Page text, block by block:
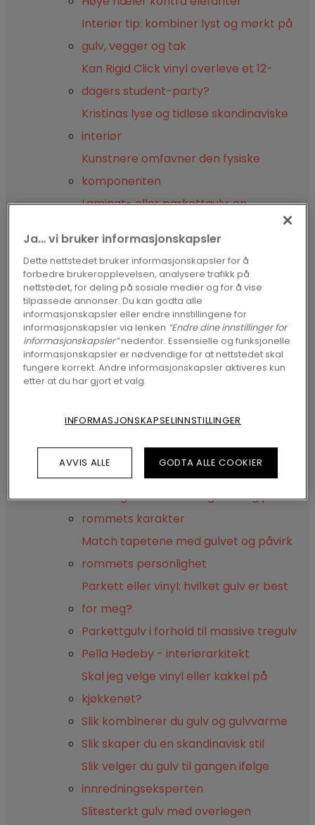
Interiør tip: kombiner lyst og mørkt på
gulv, vegger og tak
Kan Rigid Click vinyl overleve et 12-
dagers student-party?
Kristinas lyse og tidløse skandinaviske
interiør
Kunstnere omfavner den fysiske
komponenten
Laminat- eller parkettgulv: en
Laminat eller vinyl: Hvilket gulv er best
for meg?
Legg et nytt gulv over ditt gamle
Legg et nytt gulv over ditt gamle
Legge gulvbelegg – Vinylgulv med
klikksystem
Linoleumsgulv eller vinylgulv med
Lyst på lister som passer til gulvet?
Male laminatgulvet? Tenk deg om!
Male tregulvet? Tenk deg om!
Match gardinene med gulvet og påvirk
rommets karakter
Match tapetene med gulvet og påvirk
rommets personlighet
Parkett eller vinyl: hvilket gulv er best
for meg?
Parkettgulv i forhold til massive tregulv
Pella Hedeby - interiørarkitekt
Skal jeg velge vinyl eller kakkel på
kjøkkenet?
Slik kombinerer du gulv og gulvvarme
Slik skaper du en skandinavisk stil
Slik velger du gulv til gangen ifølge
innredningseksperten
Slitesterkt gulv med overlegen
Ja… vi bruker informasjonskapsler
Dette nettstedet bruker informasjonskapsler for å
forbedre brukeropplevelsen, analysere trafikk på
nettstedet, for deling på sosiale medier og for å vise
tilpassede annonser. Du kan godta alle
informasjonskapsler eller endre innstillingene for
informasjonskapsler via lenken “Endre dine innstillinger for
informasjonskapsler”nedenfor. Essensielle og funksjonelle
informasjonskapsler er nødvendige for at nettstedet skal
fungere korrekt. Andre informasjonskapsler aktiveres kun
etter at du har gjort et valg.
INFORMASJONSKAPSELINNSTILLINGER
AVVIS ALLE GODTA ALLE COOKIER